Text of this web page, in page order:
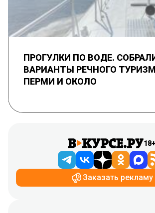
ПРОГУЛКИ ПО ВОДЕ.
ВАРИАНТЫ РЕЧНОГО
ПЕРМИ И ОКОЛО
18+
Заказать рекламу